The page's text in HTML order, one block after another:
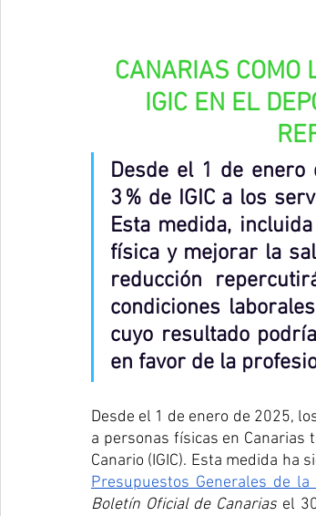
CANARIAS COMO
IGIC EN EL
Desde el 1 de
3 % de IGIC a los
Esta medida,
física y mejorar la
reducción
condiciones
cuyo resultado
en favor de la
Desde el 1 de enero de 2025,
a personas físicas en
Canario (IGIC). Esta medida ha
Presupuestos Generales de
Boletín Oficial de Canarias el